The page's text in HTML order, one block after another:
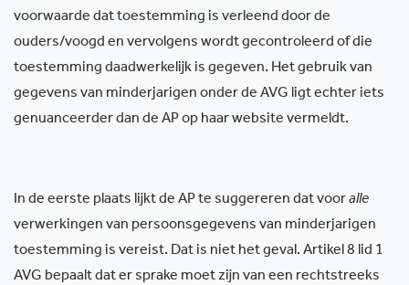
voorwaarde dat toestemming is verleend door de
ouders/voogd en vervolgens wordt gecontroleerd of die
toestemming daadwerkelijk is gegeven. Het gebruik van
gegevens van minderjarigen onder de AVG ligt echter iets
genuanceerder dan de AP op haar website vermeldt.
In de eerste plaats lijkt de AP te suggereren dat vooralle
verwerkingen van persoonsgegevens van minderjarigen
toestemming is vereist. Dat is niet het geval. Artikel 8 lid 1
AVG bepaalt dat er sprake moet zijn van een rechtstreeks